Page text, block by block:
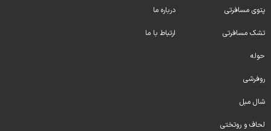
پتوی مسافرتی
تشک مسافرتی
حوله
روفرشی
شال مبل
لحاف و روتختی
درباره ما
ارتباط با ما